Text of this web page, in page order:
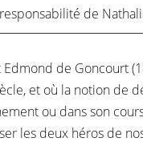
de
Edmond de Goncourt
et où la notion de
ou dans son
les deux héros de